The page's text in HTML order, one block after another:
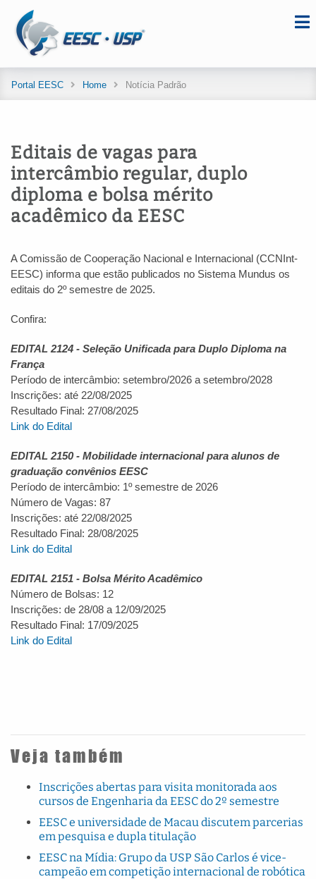
Portal EESC Home Notícia Padrão
Editais de vagas para
intercâmbio regular, duplo
diploma e bolsa mérito
acadêmico da EESC
A Comissão de Cooperação Nacional e Internacional (CCNInt-
EESC) informa que estão publicados no Sistema Mundus os
editais do 2º semestre de 2025.
Confira:
EDITAL 2124 - Seleção Unificada para Duplo Diploma na
França
Período de intercâmbio: setembro/2026 a setembro/2028
Inscrições: até 22/08/2025
Resultado Final: 27/08/2025
Link do Edital
EDITAL 2150 - Mobilidade internacional para alunos de
graduação convênios EESC
Período de intercâmbio: 1º semestre de 2026
Número de Vagas: 87
Inscrições: até 22/08/2025
Resultado Final: 28/08/2025
Link do Edital
EDITAL 2151 - Bolsa Mérito Acadêmico
Número de Bolsas: 12
Inscrições: de 28/08 a 12/09/2025
Resultado Final: 17/09/2025
Link do Edital
Veja também
Inscrições abertas para visita monitorada aos
cursos de Engenharia da EESC do 2º semestre
EESC e universidade de Macau discutem parcerias
em pesquisa e dupla titulação
EESC na Mídia: Grupo da USP São Carlos é vice-
campeão em competição internacional de robótica